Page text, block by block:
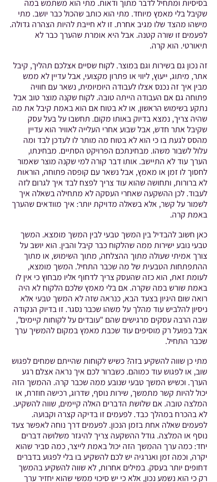
בסיסיות ומתחיל לדבר מתוך ודאות. מתי הוא משתמש במה
שקיבל בלי מאמץ מיוחד. מתי הוא כותב שהכול כבר יושב. מתי
מישהו מהצד שלו מגיב אחרת. זו לא חייבת להיות הצהרה גדולה.
לפעמים זו שורה קטנה. אבל היא אומרת שהערך כבר לא
תיאורטי. הוא קרה.
זה נכון גם בשירות וגם במוצר. לקוח שסיים אצלכם תהליך, קיבל
אתר, מיתוג, ייעוץ, ליווי או פתרון מקצועי, אבל עדיין לא ממש
מבין איך זה נכנס אצלו לעבודה היומיומית, נשאר עם חוויה
פתוחה גם אם העבודה הייתה טובה. לקוח שקנה מוצר טוב אבל
נתקע בשימוש הראשון, או לא בטוח אם הוא באמת קיבל את מה
שהיה צריך, נמצא בדיוק באותו מקום. תחשבו על בעל עסק
שקיבל אתר חדש, אבל שבוע אחרי העלייה לאוויר הוא עדיין
מהסס לגעת בו כי הוא לא בטוח מה מותר לו לעדכן לבד ומה
עלול לשבור משהו. מבחינתכם הפרויקט הסתיים. מבחינתו,
הערך עוד לא התיישב. אותו דבר קורה למי שקנה מוצר שאמור
לחסוך לו זמן או מאמץ, אבל נשאר עם קופסה פתוחה, הוראות
לא ברורות, ותחושה שהוא עוד צריך לפצח לבד איך לגרום לזה
לעבוד. לכן ההשקעה שאחרי העסקה לא מתחילה בשאלה איך
לשמור על קשר, אלא בשאלה מדויקת יותר: איך מוודאים שהערך
באמת קרה.
כאן חשוב להבדיל בין המשך טבעי לבין המשך מומצא. המשך
טבעי נובע ישירות ממה שהלקוח כבר קיבל והבין. הוא יושב על
צורך אמיתי שעולה מתוך ההצלחה, מתוך השימוש, או מתוך
ההתפתחות הטבעית של מה שכבר התחיל. המשך מומצא,
לעומת זאת, הוא כזה שהעסק צריך לדחוף אליו מבחוץ כי אין לו
באמת שורש במה שקרה. אם בלי מאמץ שלכם הלקוח לא היה
רואה שום היגיון בצעד הבא, כנראה שזה לא המשך טבעי אלא
ניסיון להלביש עוד מהלך על משהו שכבר נסגר. זו בדיוק הנקודה
שבה הרבה עסקים מרגישים שהם "עובדים על לקוחות קיימים",
אבל בפועל רק מוסיפים עוד שכבת מאמץ במקום להמשיך ערך
שכבר התחיל.
מתי כן שווה להשקיע בזה? כשיש לקוחות שהייתם שמחים לפגוש
שוב, או לפגוש עוד כמוהם. כשברור לכם איך נראה אצלם רגע
הערך. וכשיש המשך טבעי שנובע ממה שכבר קרה. ההמשך הזה
יכול להיות קשר מתמשך, שירות נוסף, שדרוג, רכישה חוזרת, או
המלצה טובה. אם שלושת הדברים האלה קיימים, שווה להשקיע.
לא בהכרח במהלך כבד. לפעמים זו בדיקה קצרה וקבועה.
לפעמים שאלה אחת בזמן הנכון. לפעמים דרך נוחה לאפשר צעד
נוסף או המלצה. גודל ההשקעה צריך להיגזר משלושה דברים
יחד: כמה ערך ההמשך הזה יכול באמת לייצר, כמה סביר שהוא
יקרה, וכמה זמן ואנרגיה יש לכם להשקיע בו בלי לפגוע בדברים
דחופים יותר בעסק. במילים אחרות, לא שווה להשקיע בהמשך
רק כי הוא נשמע נכון, אלא כי יש סיכוי ממשי שהוא יחזיר ערך